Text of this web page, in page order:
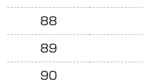
88
89
90